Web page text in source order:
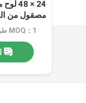
مصقول من
MOQ：1 طن